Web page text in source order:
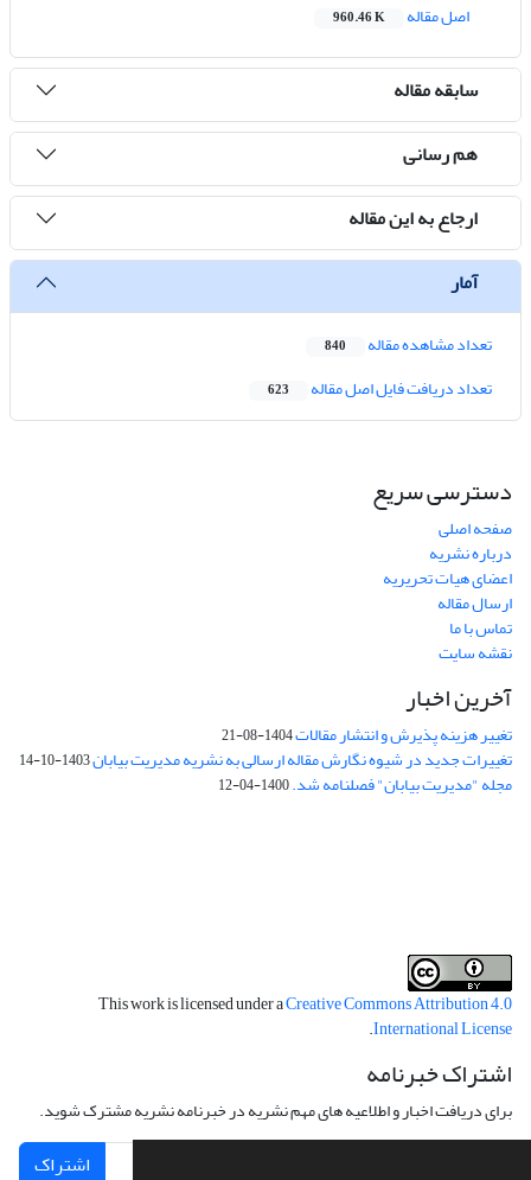
اصل مقاله
960.46 K
سابقه مقاله
هم رسانی
ارجاع به این مقاله
آمار
تعداد مشاهده مقاله 840
تعداد دریافت فایل اصل مقاله 623
دسترسی سریع
صفحه اصلی
درباره نشریه
اعضای هیات تحریریه
ارسال مقاله
تماس با ما
نقشه سایت
آخرین اخبار
تغییر هزینه پذیرش و انتشار مقالات1404-08-21
تغییرات جدید در شیوه نگارش مقاله ارسالی به نشریه مدیریت بیابان1403-10-14
مجله "مدیریت بیابان" فصلنامه شد.1400-04-12
This work is licensed under aCreative Commons Attribution 4.0
International License
.
اشتراک خبرنامه
برای دریافت اخبار و اطلاعیه های مهم نشریه در خبرنامه نشریه مشترک شوید.
اشتراک